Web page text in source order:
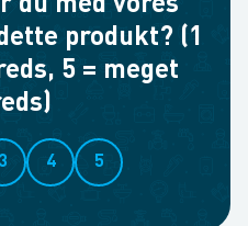
du med vores
produkt? (1
5 = meget
3 4 5